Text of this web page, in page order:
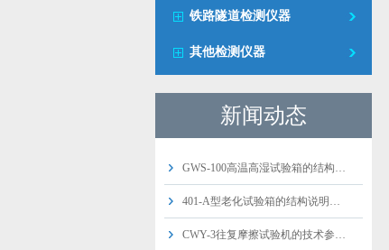
铁路隧道检测仪器
其他检测仪器
新闻动态
GWS-100高温高湿试验箱的结构…
401-A型老化试验箱的结构说明…
CWY-3往复摩擦试验机的技术参…